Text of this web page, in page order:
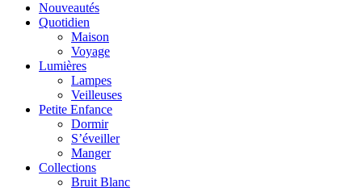
Nouveautés
Quotidien
Maison
Voyage
Lumières
Lampes
Veilleuses
Petite Enfance
Dormir
S’éveiller
Manger
Collections
Bruit Blanc